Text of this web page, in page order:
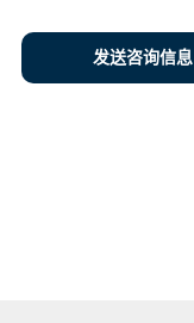
发送咨询信息